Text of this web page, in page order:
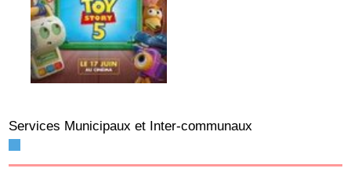
Services Municipaux et Inter-communaux